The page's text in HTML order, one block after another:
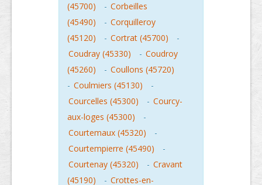
(45700)
- Corbeilles
(45490)
- Corquilleroy
(45120)
- Cortrat (45700)
-
Coudray (45330)
- Coudroy
(45260)
- Coullons (45720)
- Coulmiers (45130)
-
Courcelles (45300)
- Courcy-
aux-loges (45300)
-
Courtemaux (45320)
-
Courtempierre (45490)
-
Courtenay (45320)
- Cravant
(45190)
- Crottes-en-